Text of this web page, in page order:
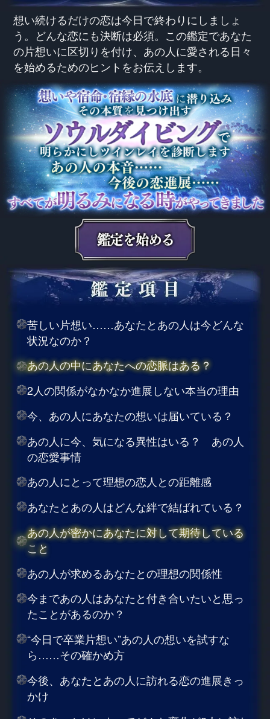
想い続けるだけの恋は今日で終わりにしましょ
う。どんな恋にも決断は必須。この鑑定であなた
の片想いに区切りを付け、あの人に愛される日々
を始めるためのヒントをお伝えします。
苦しい片想い……あなたとあの人は今どんな
状況なのか？
あの人の中にあなたへの恋脈はある？
2人の関係がなかなか進展しない本当の理由
今、あの人にあなたの想いは届いている？
あの人に今、気になる異性はいる？ あの人
の恋愛事情
あの人にとって理想の恋人との距離感
あなたとあの人はどんな絆で結ばれている？
あの人が密かにあなたに対して期待している
こと
あの人が求めるあなたとの理想の関係性
今まであの人はあなたと付き合いたいと思っ
たことがあるのか？
“今日で卒業片想い”あの人の想いを試すな
ら……その確かめ方
今後、あなたとあの人に訪れる恋の進展きっ
かけ